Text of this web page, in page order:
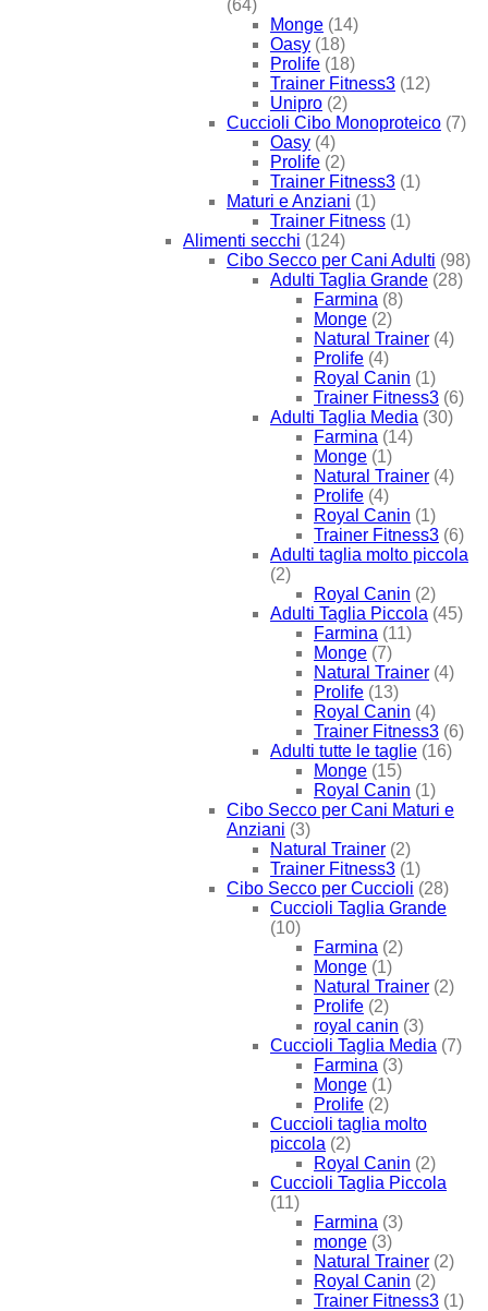
(64)
Monge (14)
Oasy (18)
Prolife (18)
Trainer Fitness3 (12)
Unipro (2)
Cuccioli Cibo Monoproteico (7)
Oasy (4)
Prolife (2)
Trainer Fitness3 (1)
Maturi e Anziani (1)
Trainer Fitness (1)
Alimenti secchi (124)
Cibo Secco per Cani Adulti (98)
Adulti Taglia Grande (28)
Farmina (8)
Monge (2)
Natural Trainer (4)
Prolife (4)
Royal Canin (1)
Trainer Fitness3 (6)
Adulti Taglia Media (30)
Farmina (14)
Monge (1)
Natural Trainer (4)
Prolife (4)
Royal Canin (1)
Trainer Fitness3 (6)
Adulti taglia molto piccola
(2)
Royal Canin (2)
Adulti Taglia Piccola (45)
Farmina (11)
Monge (7)
Natural Trainer (4)
Prolife (13)
Royal Canin (4)
Trainer Fitness3 (6)
Adulti tutte le taglie (16)
Monge (15)
Royal Canin (1)
Cibo Secco per Cani Maturi e
Anziani (3)
Natural Trainer (2)
Trainer Fitness3 (1)
Cibo Secco per Cuccioli (28)
Cuccioli Taglia Grande
(10)
Farmina (2)
Monge (1)
Natural Trainer (2)
Prolife (2)
royal canin (3)
Cuccioli Taglia Media (7)
Farmina (3)
Monge (1)
Prolife (2)
Cuccioli taglia molto
piccola (2)
Royal Canin (2)
Cuccioli Taglia Piccola
(11)
Farmina (3)
monge (3)
Natural Trainer (2)
Royal Canin (2)
Trainer Fitness3 (1)